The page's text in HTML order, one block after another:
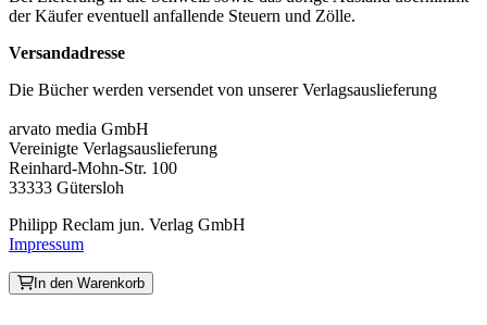
der Käufer eventuell anfallende Steuern und Zölle.
Versandadresse
Die Bücher werden versendet von unserer Verlagsauslieferung
arvato media GmbH
Vereinigte Verlagsauslieferung
Reinhard-Mohn-Str. 100
33333 Gütersloh
Philipp Reclam jun. Verlag GmbH
Impressum
In den Warenkorb